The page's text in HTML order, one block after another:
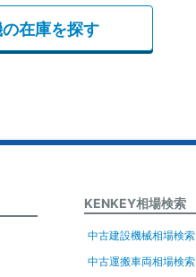
在庫を探す
KENKEY相場検索
中古建設機械相場検索
中古運搬車両相場検索